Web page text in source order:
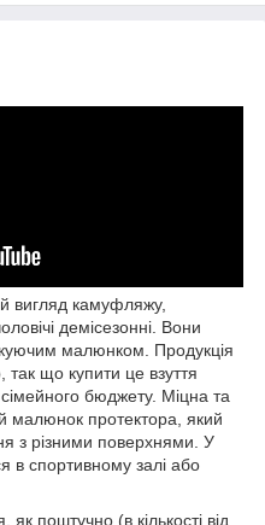
вигляд камуфляжу,
демісезонні. Вони
малюнком. Продукція
що купити це взуття
бюджету. Міцна та
малюнок протектора, який
з різними поверхнями. У
в спортивному залі або
поштучно (в кількості від